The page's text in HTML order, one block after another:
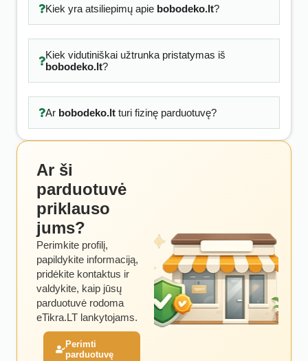
Kiek yra atsiliepimų apie bobodeko.lt?
Kiek vidutiniškai užtrunka pristatymas iš
bobodeko.lt?
Ar bobodeko.ltturi fizinę parduotuvę?
Ar ši
parduotuvė
priklauso
jums?
Perimkite profilį,
papildykite informaciją,
pridėkite kontaktus ir
valdykite, kaip jūsų
parduotuvė rodoma
eTikra.LT lankytojams.
Perimti
parduotuvę